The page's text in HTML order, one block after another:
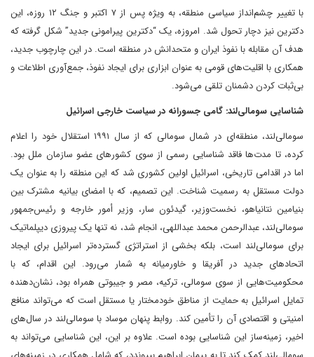
با تغییر چشم‌انداز سیاسی منطقه، به ویژه پس از ۷ اکتبر و جنگ ۱۲ روزه، این
دکترین نیز دچار تحول شد. امروزه، یک “دکترین پیرامونی جدید” شکل گرفته که
هدف آن مقابله با نفوذ ایران و متحدانش در منطقه است. در این چارچوب جدید،
همکاری با اقلیت‌های قومی به عنوان ابزاری برای ایجاد نفوذ، جمع‌آوری اطلاعات و
بی‌ثبات کردن دشمنان تلقی می‌شود.
شناسایی سومالی‌لند: گامی جسورانه در سیاست خارجی اسرائیل
سومالی‌لند، منطقه‌ای در شمال سومالی که از سال ۱۹۹۱ استقلال خود را اعلام
کرده، تا مدت‌ها فاقد شناسایی رسمی از سوی کشورهای عضو سازمان ملل بود.
اما در اقدامی تاریخی، اسرائیل اولین کشوری شد که این منطقه را به عنوان یک
دولت مستقل به رسمیت شناخت. این تصمیم، که با امضای بیانیه مشترک بین
بنیامین نتانیاهو، نخست‌وزیر، گیدئون سار، وزیر أمور خارجه و رئیس‌جمهور
سومالی‌لند، عبدالرحمن محمد عبداللهی، انجام شد، نه تنها یک پیروزی دیپلماتیک
برای سومالی‌لند است، بلکه بخشی از استراتژی گسترده‌تر اسرائیل برای ایجاد
اتحادهای جدید در آفریقا و خاورمیانه به شمار می‌رود. این اقدام، که با
محکومیت‌هایی از سوی سومالی، ترکیه، مصر و جیبوتی همراه بود، نشان‌دهنده
تمایل اسرائیل به حمایت از مناطق خودمختار یا مستقل است که می‌تواند منافع
امنیتی و اقتصادی آن را تأمین کند. روابط پنهان موساد با سومالی‌لند در سال‌های
اخیر، زمینه‌ساز این شناسایی بوده است. علاوه بر این، این شناسایی می‌تواند به